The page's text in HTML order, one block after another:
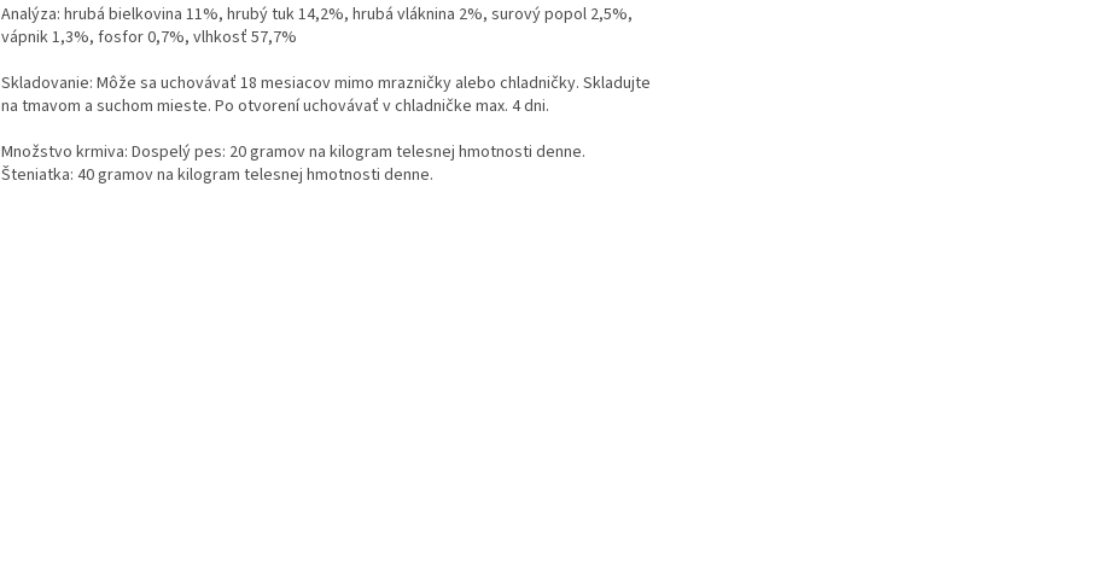
Analýza: hrubá bielkovina 11%, hrubý tuk 14,2%, hrubá vláknina 2%, surový popol 2,5%,
vápnik 1,3%, fosfor 0,7%, vlhkosť 57,7%
Skladovanie: Môže sa uchovávať 18 mesiacov mimo mrazničky alebo chladničky. Skladujte
na tmavom a suchom mieste. Po otvorení uchovávať v chladničke max. 4 dni.
Množstvo krmiva: Dospelý pes: 20 gramov na kilogram telesnej hmotnosti denne.
Šteniatka: 40 gramov na kilogram telesnej hmotnosti denne.